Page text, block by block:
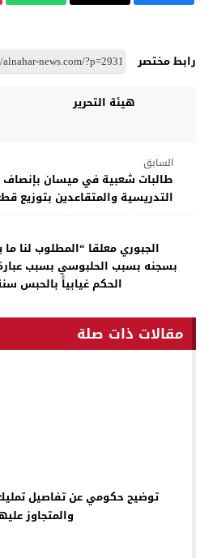
رابط مختصر
هيئة التحرير
السابق
طالبات شعبية في ميسان بإنصاف
التدريسية والمتقاعدين بتوزيع
الجبوري معلقا “المطلوب لنا
بسجنه بسبب الحلبوسي بسبب
الحكم غيابياً بالحبس
مقالات ذات صلة
توضيح حكومي عن تفاصيل تمليك
والمتجاوز